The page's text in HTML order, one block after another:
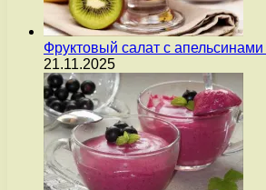
Фруктовый салат с
21.11.2025